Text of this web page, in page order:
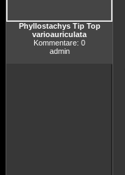
Phyllostachys Tip Top
varioauriculata
Kommentare: 0
admin